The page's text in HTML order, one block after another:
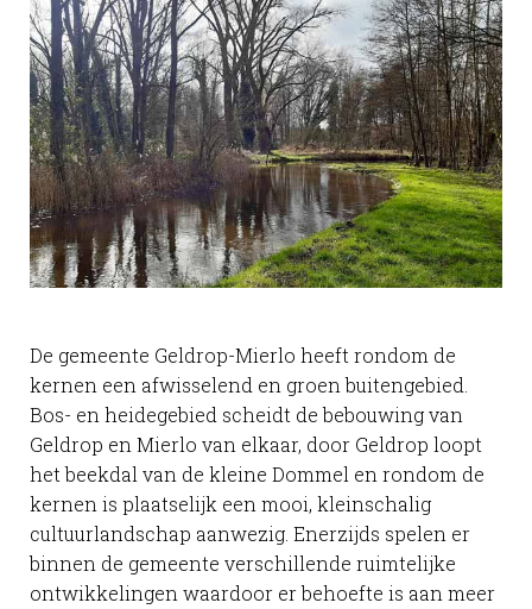
De gemeente Geldrop-Mierlo heeft rondom de
kernen een afwisselend en groen buitengebied.
Bos- en heidegebied scheidt de bebouwing van
Geldrop en Mierlo van elkaar, door Geldrop loopt
het beekdal van de kleine Dommel en rondom de
kernen is plaatselijk een mooi, kleinschalig
cultuurlandschap aanwezig. Enerzijds spelen er
binnen de gemeente verschillende ruimtelijke
ontwikkelingen waardoor er behoefte is aan meer